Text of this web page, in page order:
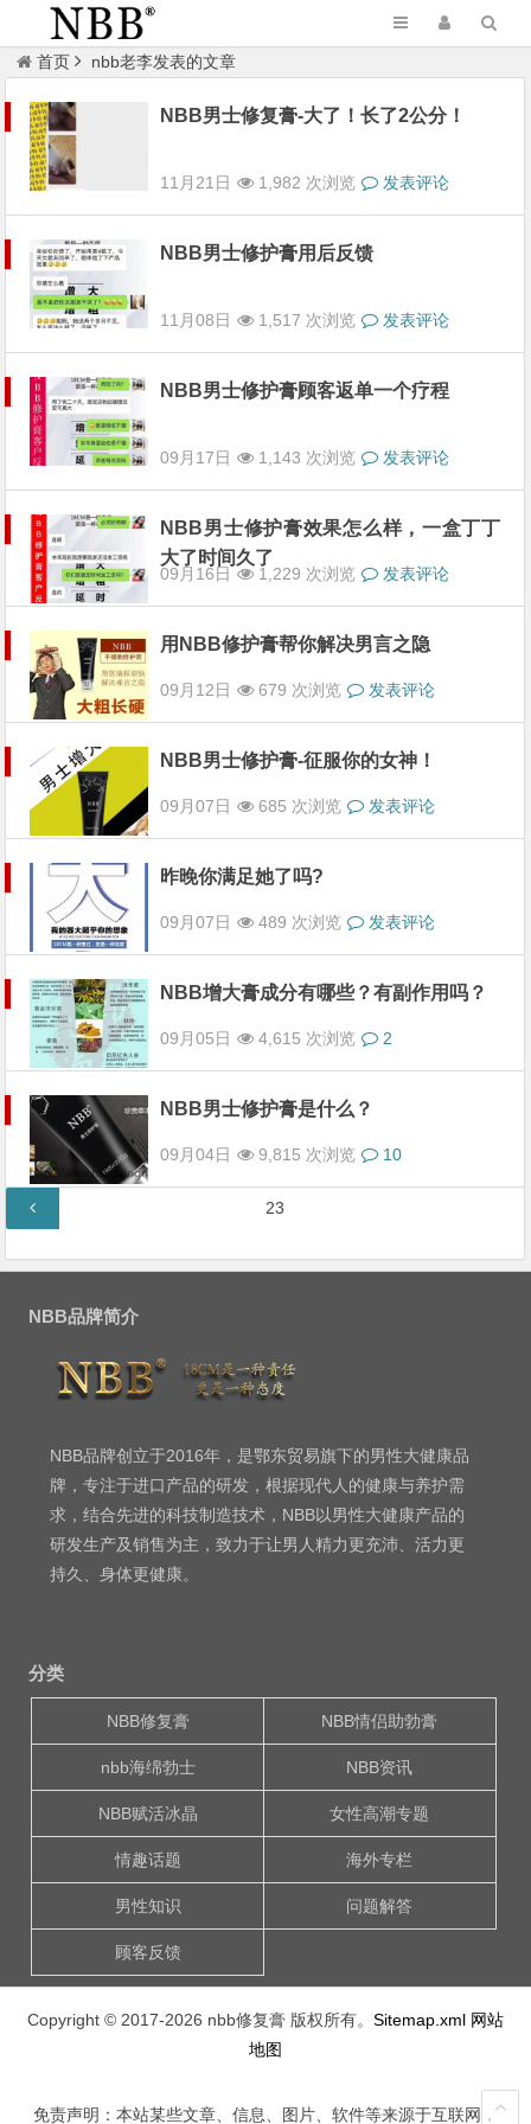
首页 nbb老李发表的文章
NBB男士修复膏-大了！长了2公分！
11月21日 1,982 次浏览 发表评论
NBB男士修护膏用后反馈
11月08日 1,517 次浏览 发表评论
NBB男士修护膏顾客返单一个疗程
09月17日 1,143 次浏览 发表评论
NBB男士修护膏效果怎么样，一盒丁丁
大了时间久了
09月16日 1,229 次浏览 发表评论
用NBB修护膏帮你解决男言之隐
09月12日 679 次浏览 发表评论
NBB男士修护膏-征服你的女神！
09月07日 685 次浏览 发表评论
昨晚你满足她了吗?
09月07日 489 次浏览 发表评论
NBB增大膏成分有哪些？有副作用吗？
09月05日 4,615 次浏览 2
NBB男士修护膏是什么？
09月04日 9,815 次浏览 10
章
分
23
NBB品牌简介
NBB品牌创立于2016年，是鄂东贸易旗下的男性大健康品
牌，专注于进口产品的研发，根据现代人的健康与养护需
求，结合先进的科技制造技术，NBB以男性大健康产品的
研发生产及销售为主，致力于让男人精力更充沛、活力更
持久、身体更健康。
分类
NBB修复膏 NBB情侣助勃膏
nbb海绵勃士 NBB资讯
NBB赋活冰晶 女性高潮专题
情趣话题 海外专栏
男性知识 问题解答
顾客反馈
Copyright © 2017-2026 nbb修复膏 版权所有。 Sitemap.xml 网站
地图
免责声明：本站某些文章、信息、图片、软件等来源于互联网，